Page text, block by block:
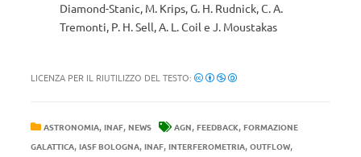
Diamond-Stanic, M. Krips, G. H. Rudnick, C. A.
Tremonti, P. H. Sell, A. L. Coil e J. Moustakas
LICENZA PER IL RIUTILIZZO DEL TESTO:
ASTRONOMIA, INAF, NEWS AGN, FEEDBACK, FORMAZIONE
GALATTICA, IASF BOLOGNA, INAF, INTERFEROMETRIA, OUTFLOW,